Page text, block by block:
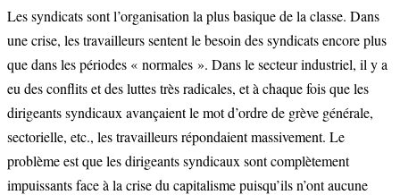
Les syndicats sont l’organisation la plus basique de la classe. Dans
une crise, les travailleurs sentent le besoin des syndicats encore plus
que dans les périodes « normales ». Dans le secteur industriel, il y a
eu des conflits et des luttes très radicales, et à chaque fois que les
dirigeants syndicaux avançaient le mot d’ordre de grève générale,
sectorielle, etc., les travailleurs répondaient massivement. Le
problème est que les dirigeants syndicaux sont complètement
impuissants face à la crise du capitalisme puisqu’ils n’ont aucune